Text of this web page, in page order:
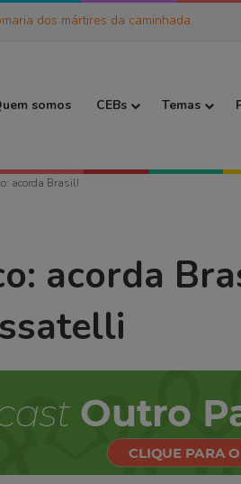
dos mártires da caminhada
Inicialsomos CEBs Temas
acorda Brasil!
acorda